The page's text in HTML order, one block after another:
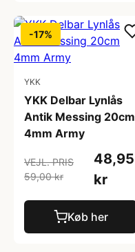
-17%
YKK
YKK Delbar Lynlås
Antik Messing 20cm
4mm Army
VEJL. PRIS
59,00 kr
48,95
kr
Køb her